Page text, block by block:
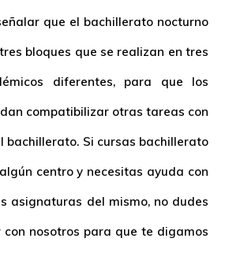
que el bachillerato nocturno
bloques que se realizan en tres
diferentes, para que los
compatibilizar otras tareas con
bachillerato. Si cursas bachillerato
centro y necesitas ayuda con
asignaturas del mismo, no dudes
con nosotros para que te digamos